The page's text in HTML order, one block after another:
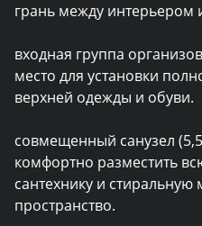
грань между
входная группа
место для установки
верхней одежды и обуви.
совмещенный санузел
комфортно разместить
сантехнику и
пространство.